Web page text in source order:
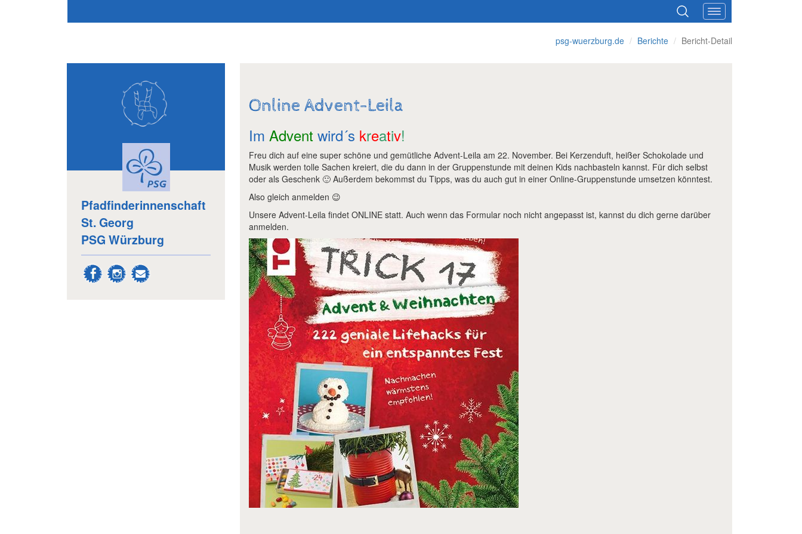
psg-wuerzburg.de Berichte Bericht-Detail
Online Advent-Leila
Im Advent wird´s kreativ!
Freu dich auf eine super schöne und gemütliche Advent-Leila am 22. November. Bei Kerzenduft, heißer Schokolade und
Musik werden tolle Sachen kreiert, die du dann in der Gruppenstunde mit deinen Kids nachbasteln kannst. Für dich selbst
oder als Geschenk 🙂 Außerdem bekommst du Tipps, was du auch gut in einer Online-Gruppenstunde umsetzen könntest.
Also gleich anmelden 😉
Unsere Advent-Leila findet ONLINE statt. Auch wenn das Formular noch nicht angepasst ist, kannst du dich gerne darüber
anmelden.
Pfadfinderinnenschaft
St. Georg
PSG Würzburg